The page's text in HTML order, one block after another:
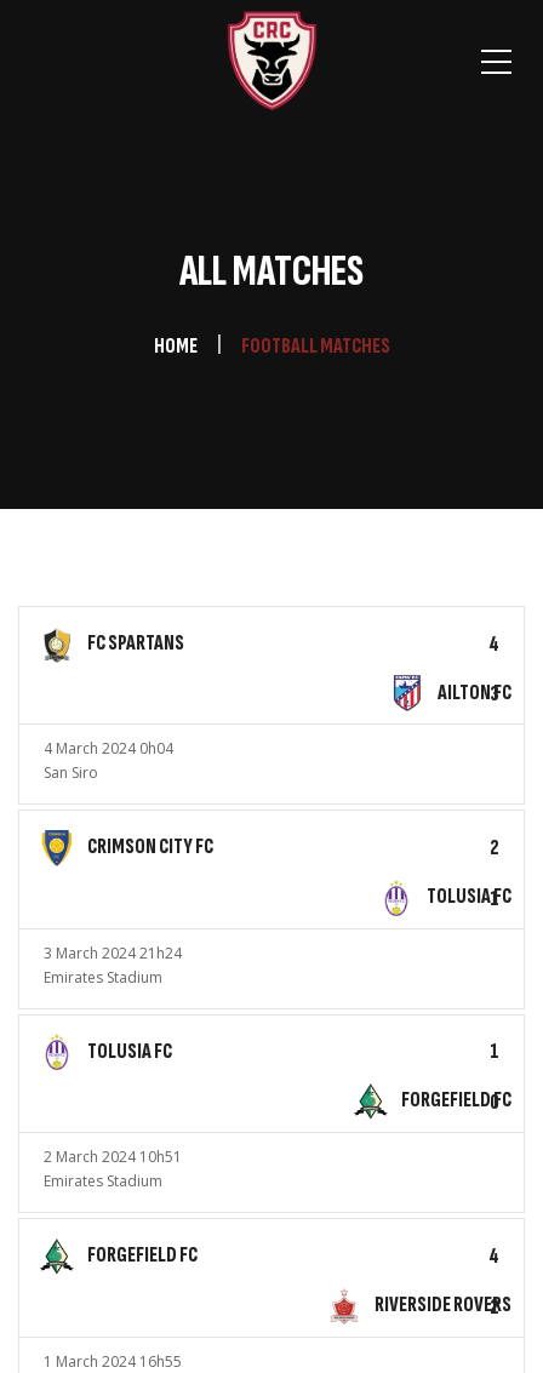
ALL MATCHES
HOME FOOTBALL MATCHES
FC SPARTANS
4
AILTON FC
3
4 March 2024 0h04
San Siro
CRIMSON CITY FC
2
TOLUSIA FC
1
3 March 2024 21h24
Emirates Stadium
TOLUSIA FC
1
FORGEFIELD FC
0
2 March 2024 10h51
Emirates Stadium
FORGEFIELD FC
4
RIVERSIDE ROVERS
2
1 March 2024 16h55